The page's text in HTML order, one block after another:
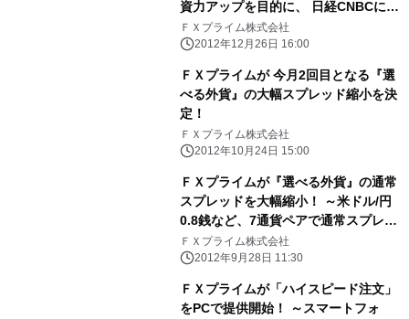
資力アップを目的に、 日経CNBCにて
ＦＸ情報番組「ＦＸまるわかりナイ
ト」への提供を開始
ＦＸプライム株式会社
2012年12月26日 16:00
ＦＸプライムが 今月2回目となる『選
べる外貨』の大幅スプレッド縮小を決
定！
ＦＸプライム株式会社
2012年10月24日 15:00
ＦＸプライムが『選べる外貨』の通常
スプレッドを大幅縮小！ ～米ドル/円
0.8銭など、7通貨ペアで通常スプレッ
ドを最大55％縮小～
ＦＸプライム株式会社
2012年9月28日 11:30
ＦＸプライムが「ハイスピード注文」
をPCで提供開始！ ～スマートフォ